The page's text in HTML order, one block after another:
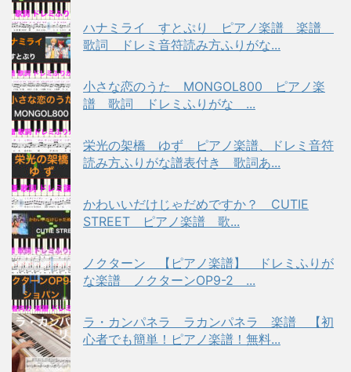
ハナミライ すとぷり ピアノ楽譜 楽譜
歌詞 ドレミ音符読み方ふりがな...
小さな恋のうた MONGOL800 ピアノ楽
譜 歌詞 ドレミふりがな ...
栄光の架橋 ゆず ピアノ楽譜、ドレミ音符
読み方ふりがな譜表付き 歌詞あ...
かわいいだけじゃだめですか？ CUTIE
STREET ピアノ楽譜 歌...
ノクターン 【ピアノ楽譜】 ドレミふりが
な楽譜 ノクターンOP9-2 ...
ラ・カンパネラ ラカンパネラ 楽譜 【初
心者でも簡単！ピアノ楽譜！無料...